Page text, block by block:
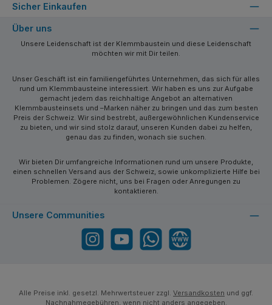
Sicher Einkaufen
Über uns
Unsere Leidenschaft ist der Klemmbaustein und diese Leidenschaft
möchten wir mit Dir teilen.
Unser Geschäft ist ein familiengeführtes Unternehmen, das sich für alles
rund um Klemmbausteine interessiert. Wir haben es uns zur Aufgabe
gemacht jedem das reichhaltige Angebot an alternativen
Klemmbausteinsets und –Marken näher zu bringen und das zum besten
Preis der Schweiz. Wir sind bestrebt, außergewöhnlichen Kundenservice
zu bieten, und wir sind stolz darauf, unseren Kunden dabei zu helfen,
genau das zu finden, wonach sie suchen.
Wir bieten Dir umfangreiche Informationen rund um unsere Produkte,
einen schnellen Versand aus der Schweiz, sowie unkomplizierte Hilfe bei
Problemen. Zögere nicht, uns bei Fragen oder Anregungen zu
kontaktieren.
Unsere Communities
Instagram YouTube WhatsApp Website
Alle Preise inkl. gesetzl. Mehrwertsteuer zzgl. Versandkosten und ggf.
Nachnahmegebühren, wenn nicht anders angegeben.